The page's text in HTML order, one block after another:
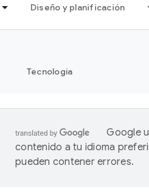
Diseño y planificación
Tecnología
Google
contenido a tu idioma
pueden contener errores.